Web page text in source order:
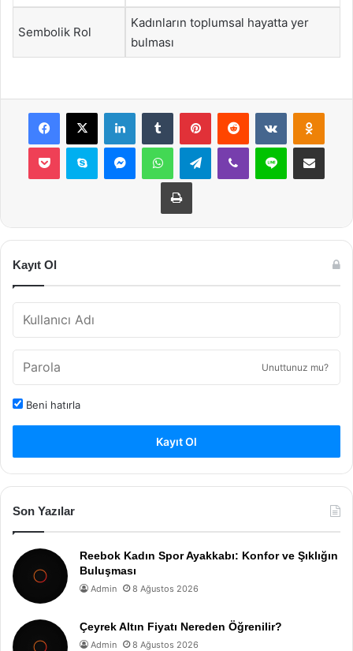
Sembolik Rol
Kadınların toplumsal hayatta yer
bulması
Facebook
X LinkedInTumblr PinterestReddit VKontakte
Pocket Skype MessengerWhatsAppTelegramViber Line E-Posta ile
Yazdır
Kayıt Ol
Unuttunuz mu?
Beni hatırla
Kayıt Ol
Son Yazılar
Reebok Kadın Spor Ayakkabı: Konfor ve Şıklığın
Buluşması
Admin 8 Ağustos 2026
Çeyrek Altın Fiyatı Nereden Öğrenilir?
Admin 8 Ağustos 2026